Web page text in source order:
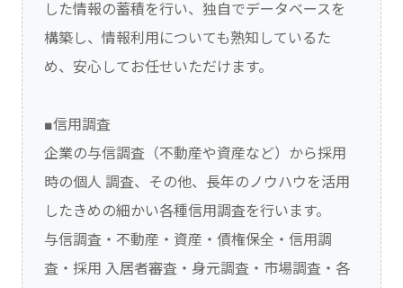
した情報の蓄積を行い、独自でデータベースを
構築し、情報利用についても熟知しているた
め、安心してお任せいただけます。
■信用調査
企業の与信調査（不動産や資産など）から採用
時の個人 調査、その他、長年のノウハウを活用
したきめの細かい各種信用調査を行います。
与信調査・不動産・資産・債権保全・信用調
査・採用 入居者審査・身元調査・市場調査・各